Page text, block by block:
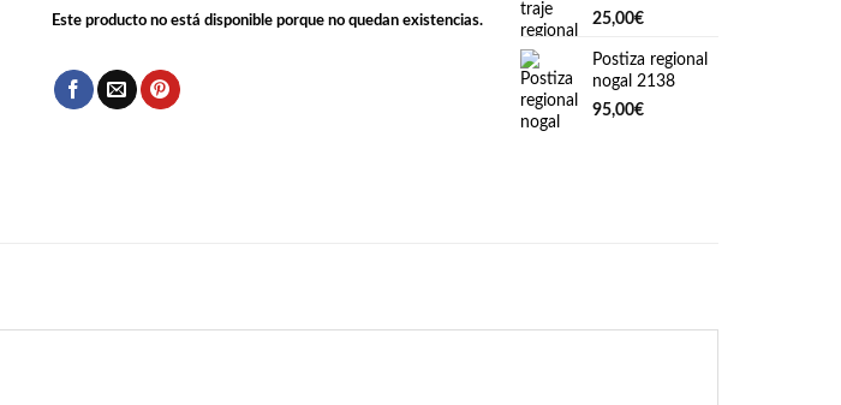
Este producto no está disponible porque no quedan existencias.
25,00€
Postiza regional
nogal 2138
95,00€